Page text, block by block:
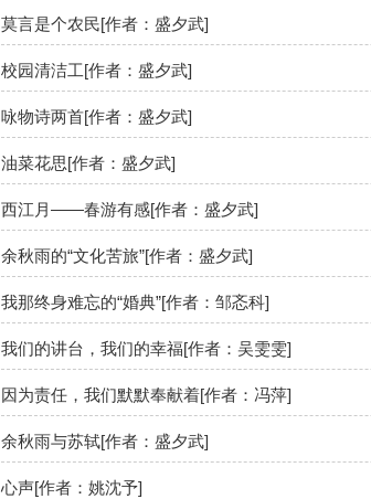
莫言是个农民[作者：盛夕武]
校园清洁工[作者：盛夕武]
咏物诗两首[作者：盛夕武]
油菜花思[作者：盛夕武]
西江月——春游有感[作者：盛夕武]
余秋雨的“文化苦旅”[作者：盛夕武]
我那终身难忘的“婚典”[作者：邹忞科]
我们的讲台，我们的幸福[作者：吴雯雯]
因为责任，我们默默奉献着[作者：冯萍]
余秋雨与苏轼[作者：盛夕武]
心声[作者：姚沈予]